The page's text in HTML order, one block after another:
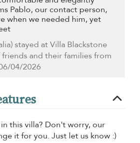
Pablo, our contact person,
when we needed him, yet
stayed at Villa Blackstone
and their families from
04/2026
this villa? Don't worry, our
it for you. Just let us know :)